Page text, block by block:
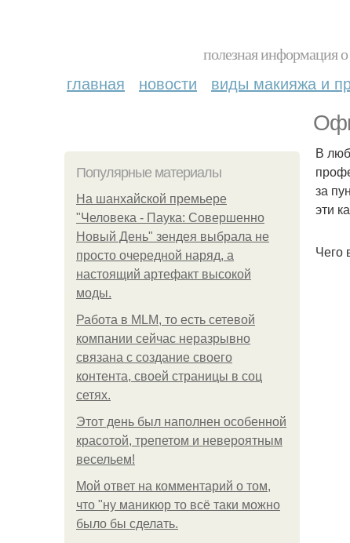
полезная информация
главная новости виды макияжа и
Популярные материалы
На шанхайской премьере
"Человека - Паука: Совершенно
Новый День" зендея выбрала не
просто очередной наряд, а
настоящий артефакт высокой
моды.
Работа в MLM, то есть сетевой
компании сейчас неразрывно
связана с создание своего
контента, своей страницы в соц
сетях.
Этот день был наполнен особенной
красотой, трепетом и невероятным
весельем!
Мой ответ на комментарий о том,
что "ну маникюр то всё таки можно
было бы сделать.
В
за
эти
Чего